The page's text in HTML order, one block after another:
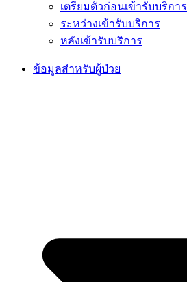
เตรียมตัวก่อนเข้ารับบริการ
ระหว่างเข้ารับบริการ
หลังเข้ารับบริการ
ข้อมูลสำหรับผู้ป่วย